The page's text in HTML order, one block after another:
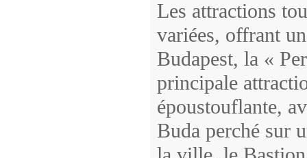
Les attractions
variées, offrant
Budapest, la «
principale
époustouflante,
Buda perché sur